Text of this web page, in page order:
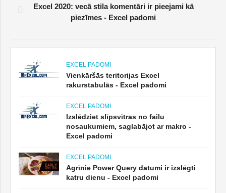
Excel 2020: vecā stila komentāri ir pieejami kā
piezīmes - Excel padomi
EXCEL PADOMI
Vienkāršās teritorijas Excel
rakurstabulās - Excel padomi
EXCEL PADOMI
Izslēdziet slīpsvītras no failu
nosaukumiem, saglabājot ar makro -
Excel padomi
EXCEL PADOMI
Agrīnie Power Query datumi ir izslēgti
katru dienu - Excel padomi